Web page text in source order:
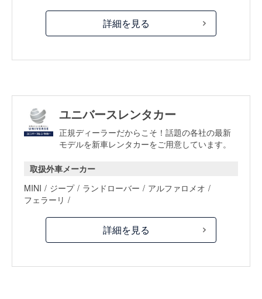
詳細を見る
ユニバースレンタカー
正規ディーラーだからこそ！話題の各社の最新
モデルを新車レンタカーをご用意しています。
取扱外車メーカー
MINI
ジープ ランドローバー
アルファロメオ
フェラーリ
詳細を見る